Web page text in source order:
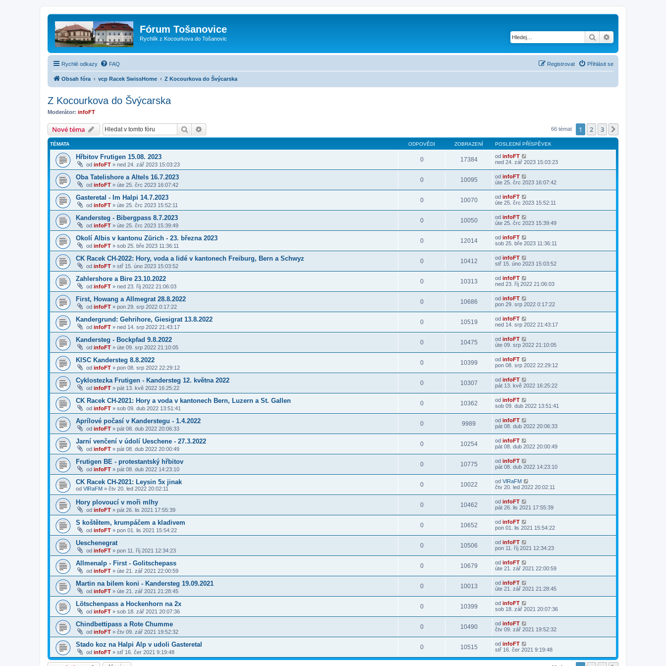
Fórum Tošanovice
Rychlík z Kocourkova do Tošanovic Hledat
Rychlé odkazy FAQ Přihlásit se
Registrovat
Obsah fóra vcp Racek SwissHome Z Kocourkova do Švýcarska
Z Kocourkova do Švýcarska
Moderátor: infoFT
Nové téma Hledat 66 témat 1 2 3
TÉMATA ODPOVĚDI ZOBRAZENÍ POSLEDNÍ PŘÍSPĚVEK
Hřbitov Frutigen 15.08. 2023
od infoFT » ned 24. zář 2023 15:03:23
0 17384 od infoFT
ned 24. zář 2023 15:03:23
Oba Tatelishore a Altels 16.7.2023
od infoFT » úte 25. črc 2023 16:07:42
0 10095 od infoFT
úte 25. črc 2023 16:07:42
Gasteretal - Im Halpi 14.7.2023
od infoFT » úte 25. črc 2023 15:52:11
0 10070 od infoFT
úte 25. črc 2023 15:52:11
Kandersteg - Bibergpass 8.7.2023
od infoFT » úte 25. črc 2023 15:39:49
0 10050 od infoFT
úte 25. črc 2023 15:39:49
Okolí Albis v kantonu Zürich - 23. března 2023
od infoFT » sob 25. bře 2023 11:36:11
0 12014 od infoFT
sob 25. bře 2023 11:36:11
CK Racek CH-2022: Hory, voda a lidé v kantonech Freiburg, Bern a Schwyz
od infoFT » stř 15. úno 2023 15:03:52
0 10412 od infoFT
stř 15. úno 2023 15:03:52
Zahlershore a Bire 23.10.2022
od infoFT » ned 23. říj 2022 21:06:03
0 10313 od infoFT
ned 23. říj 2022 21:06:03
First, Howang a Allmegrat 28.8.2022
od infoFT » pon 29. srp 2022 0:17:22
0 10686 od infoFT
pon 29. srp 2022 0:17:22
Kandergrund: Gehrihore, Giesigrat 13.8.2022
od infoFT » ned 14. srp 2022 21:43:17
0 10519 od infoFT
ned 14. srp 2022 21:43:17
Kandersteg - Bockpfad 9.8.2022
od infoFT » úte 09. srp 2022 21:10:05
0 10475 od infoFT
úte 09. srp 2022 21:10:05
KISC Kandersteg 8.8.2022
od infoFT » pon 08. srp 2022 22:29:12
0 10399 od infoFT
pon 08. srp 2022 22:29:12
Cyklostezka Frutigen - Kandersteg 12. května 2022
od infoFT » pát 13. kvě 2022 16:25:22
0 10307 od infoFT
pát 13. kvě 2022 16:25:22
CK Racek CH-2021: Hory a voda v kantonech Bern, Luzern a St. Gallen
od infoFT » sob 09. dub 2022 13:51:41
0 10362 od infoFT
sob 09. dub 2022 13:51:41
Aprílové počasí v Kanderstegu - 1.4.2022
od infoFT » pát 08. dub 2022 20:06:33
0 9989 od infoFT
pát 08. dub 2022 20:06:33
Jarní venčení v údolí Ueschene - 27.3.2022
od infoFT » pát 08. dub 2022 20:00:49
0 10254 od infoFT
pát 08. dub 2022 20:00:49
Frutigen BE - protestantský hřbitov
od infoFT » pát 08. dub 2022 14:23:10
0 10775 od infoFT
pát 08. dub 2022 14:23:10
CK Racek CH-2021: Leysin 5x jinak
od VlRaFM » čtv 20. led 2022 20:02:11
0 10022 od VlRaFM
čtv 20. led 2022 20:02:11
Hory plovoucí v moři mlhy
od infoFT » pát 26. lis 2021 17:55:39
0 10462 od infoFT
pát 26. lis 2021 17:55:39
S koštětem, krumpáčem a kladivem
od infoFT » pon 01. lis 2021 15:54:22
0 10652 od infoFT
pon 01. lis 2021 15:54:22
Ueschenegrat
od infoFT » pon 11. říj 2021 12:34:23
0 10506 od infoFT
pon 11. říj 2021 12:34:23
Allmenalp - First - Golitschepass
od infoFT » úte 21. zář 2021 22:00:59
0 10679 od infoFT
úte 21. zář 2021 22:00:59
Martin na bilem koni - Kandersteg 19.09.2021
od infoFT » úte 21. zář 2021 21:28:45
0 10013 od infoFT
úte 21. zář 2021 21:28:45
Lötschenpass a Hockenhorn na 2x
od infoFT » sob 18. zář 2021 20:07:36
0 10399 od infoFT
sob 18. zář 2021 20:07:36
Chindbettipass a Rote Chumme
od infoFT » čtv 09. zář 2021 19:52:32
0 10490 od infoFT
čtv 09. zář 2021 19:52:32
Stado koz na Halpi Alp v udoli Gasteretal
od infoFT » stř 16. čer 2021 9:19:48
0 10515 od infoFT
stř 16. čer 2021 9:19:48